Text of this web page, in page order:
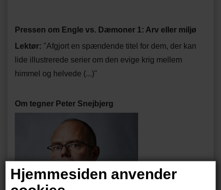
Hjemmesiden anvender
Pressen om Engle vs. Dæmoner 1: Arv eller miljø
Lektør: "Afgjort en spændende titel for dem, der kan
lide illustrerede serier om den evige krig mellem
himmel og helvede (...)"
Om tegner Peter Snejbjerg